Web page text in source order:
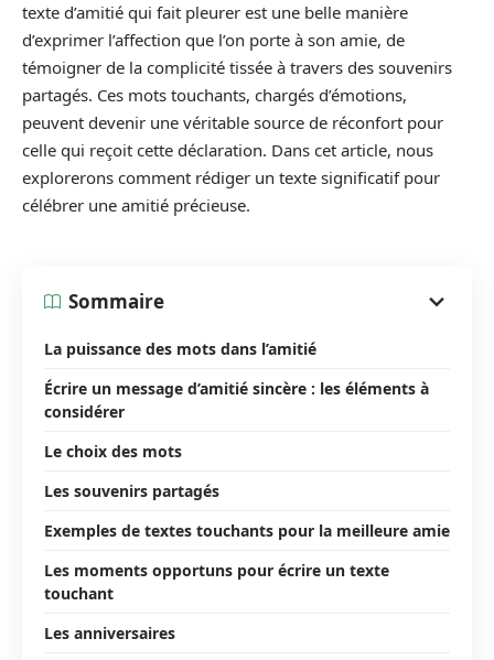
texte d’amitié qui fait pleurer est une belle manière
d’exprimer l’affection que l’on porte à son amie, de
témoigner de la complicité tissée à travers des souvenirs
partagés. Ces mots touchants, chargés d’émotions,
peuvent devenir une véritable source de réconfort pour
celle qui reçoit cette déclaration. Dans cet article, nous
explorerons comment rédiger un texte significatif pour
célébrer une amitié précieuse.
Sommaire
La puissance des mots dans l’amitié
Écrire un message d’amitié sincère : les éléments à
considérer
Le choix des mots
Les souvenirs partagés
Exemples de textes touchants pour la meilleure amie
Les moments opportuns pour écrire un texte
touchant
Les anniversaires